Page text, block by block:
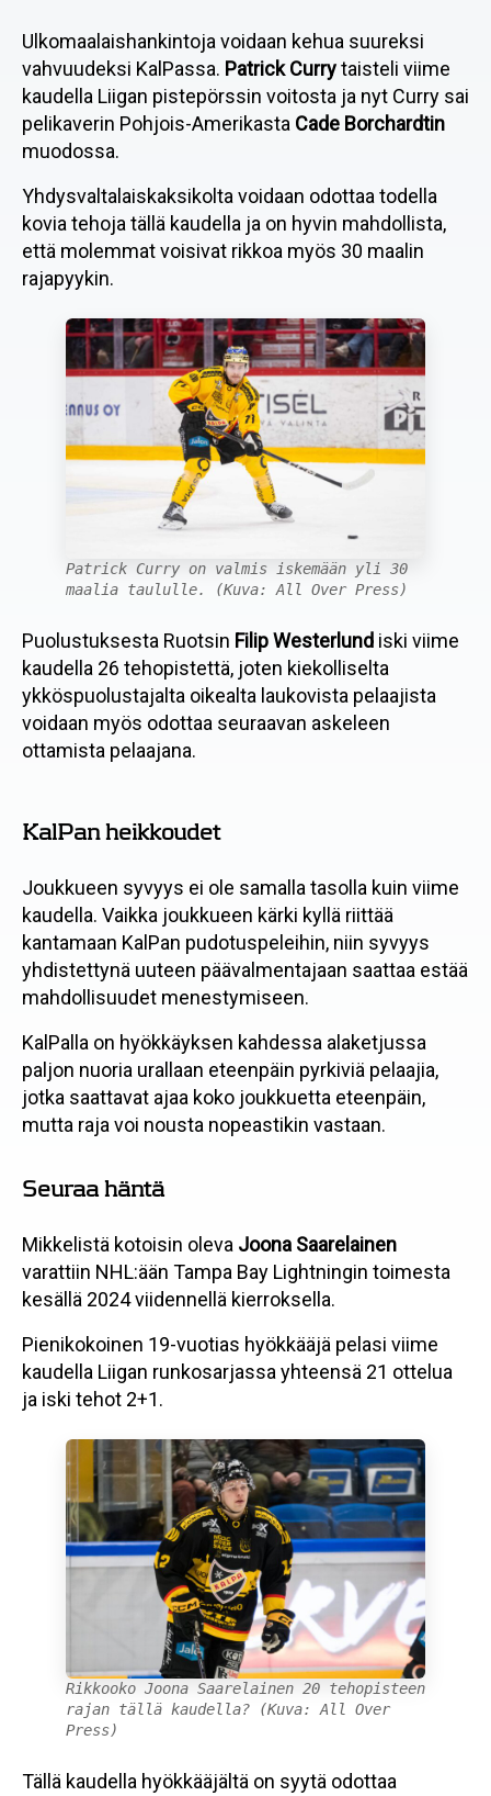
Ulkomaalaishankintoja voidaan kehua suureksi
vahvuudeksi KalPassa. Patrick Currytaisteli viime
kaudella Liigan pistepörssin voitosta ja nyt Curry sai
pelikaverin Pohjois-Amerikasta Cade Borchardtin
muodossa.
Yhdysvaltalaiskaksikolta voidaan odottaa todella
kovia tehoja tällä kaudella ja on hyvin mahdollista,
että molemmat voisivat rikkoa myös 30 maalin
rajapyykin.
Patrick Curry on valmis iskemään yli 30
maalia taululle. (Kuva: All Over Press)
Puolustuksesta Ruotsin Filip Westerlund iski viime
kaudella 26 tehopistettä, joten kiekolliselta
ykköspuolustajalta oikealta laukovista pelaajista
voidaan myös odottaa seuraavan askeleen
ottamista pelaajana.
KalPan heikkoudet
Joukkueen syvyys ei ole samalla tasolla kuin viime
kaudella. Vaikka joukkueen kärki kyllä riittää
kantamaan KalPan pudotuspeleihin, niin syvyys
yhdistettynä uuteen päävalmentajaan saattaa estää
mahdollisuudet menestymiseen.
KalPalla on hyökkäyksen kahdessa alaketjussa
paljon nuoria urallaan eteenpäin pyrkiviä pelaajia,
jotka saattavat ajaa koko joukkuetta eteenpäin,
mutta raja voi nousta nopeastikin vastaan.
Seuraa häntä
Mikkelistä kotoisin oleva Joona Saarelainen
varattiin NHL:ään Tampa Bay Lightningin toimesta
kesällä 2024 viidennellä kierroksella.
Pienikokoinen 19-vuotias hyökkääjä pelasi viime
kaudella Liigan runkosarjassa yhteensä 21 ottelua
ja iski tehot 2+1.
Rikkooko Joona Saarelainen 20 tehopisteen
rajan tällä kaudella? (Kuva: All Over
Press)
Tällä kaudella hyökkääjältä on syytä odottaa